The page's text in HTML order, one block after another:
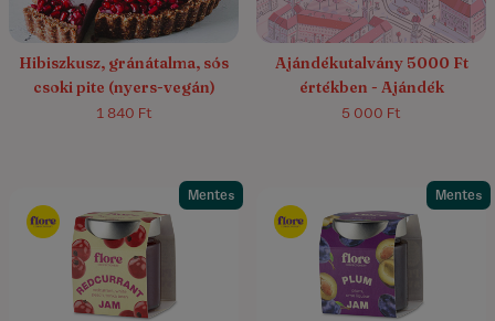
Hibiszkusz, gránátalma, sós
csoki pite (nyers-vegán)
1 840 Ft
Ajándékutalvány 5000 Ft
értékben - Ajándék
5 000 Ft
Mentes Mentes